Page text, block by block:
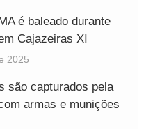
é baleado durante
Cajazeiras XI
2025
são capturados pela
armas e munições